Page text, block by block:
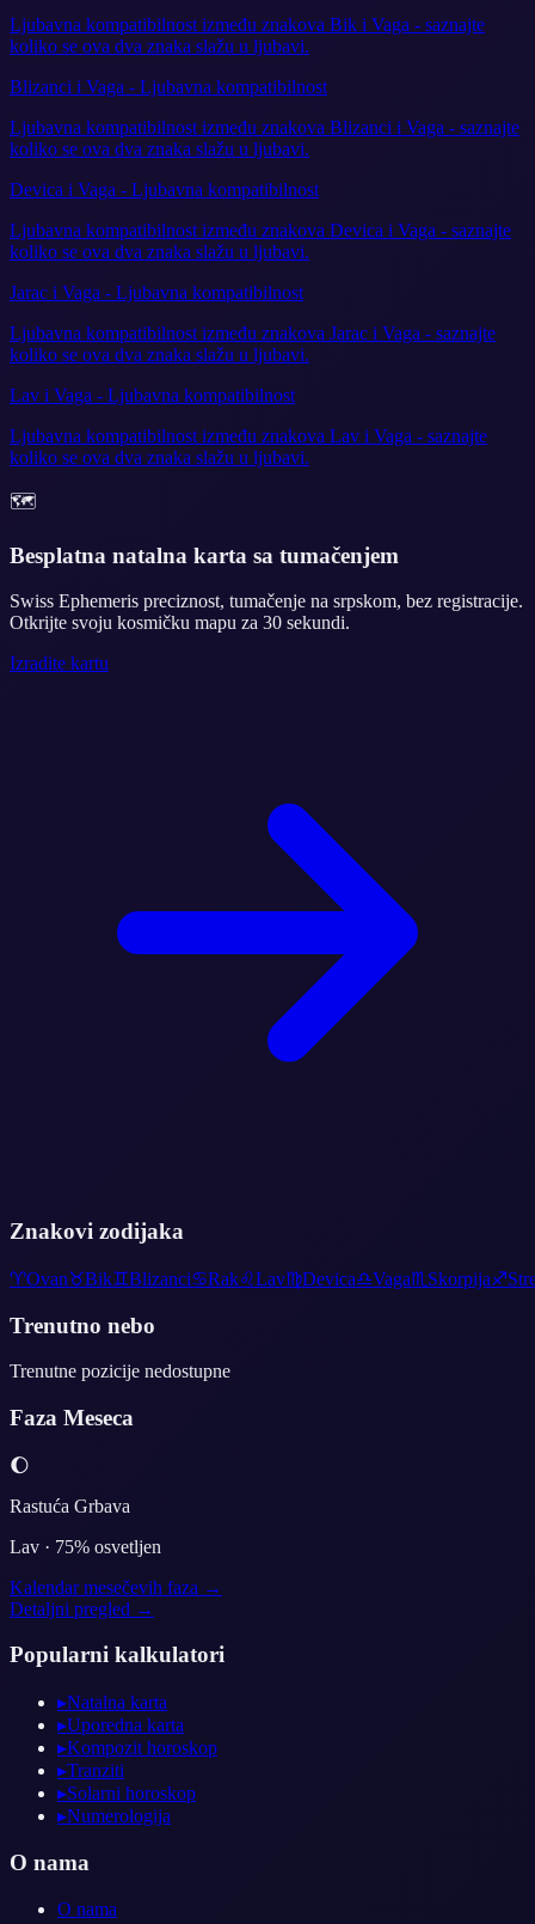
Ljubavna kompatibilnost između znakova Bik i Vaga - saznajte
koliko se ova dva znaka slažu u ljubavi.
Blizanci i Vaga - Ljubavna kompatibilnost
Ljubavna kompatibilnost između znakova Blizanci i Vaga - saznajte
koliko se ova dva znaka slažu u ljubavi.
Devica i Vaga - Ljubavna kompatibilnost
Ljubavna kompatibilnost između znakova Devica i Vaga - saznajte
koliko se ova dva znaka slažu u ljubavi.
Jarac i Vaga - Ljubavna kompatibilnost
Ljubavna kompatibilnost između znakova Jarac i Vaga - saznajte
koliko se ova dva znaka slažu u ljubavi.
Lav i Vaga - Ljubavna kompatibilnost
Ljubavna kompatibilnost između znakova Lav i Vaga - saznajte
koliko se ova dva znaka slažu u ljubavi.
🗺️
Besplatna natalna karta sa tumačenjem
Swiss Ephemeris preciznost, tumačenje na srpskom, bez registracije.
Otkrijte svoju kosmičku mapu za 30 sekundi.
Izradite kartu
Znakovi zodijaka
♈Ovan♉Bik♊Blizanci♋Rak♌Lav♍Devica♎Vaga♏ Skorpija♐
Trenutno nebo
Trenutne pozicije nedostupne
Faza Meseca
🌔
Rastuća Grbava
Lav · 75% osvetljen
Kalendar mesečevih faza →
Detaljni pregled →
Popularni kalkulatori
▸Natalna karta
▸Uporedna karta
▸Kompozit horoskop
▸Tranziti
▸Solarni horoskop
▸Numerologija
O nama
O nama